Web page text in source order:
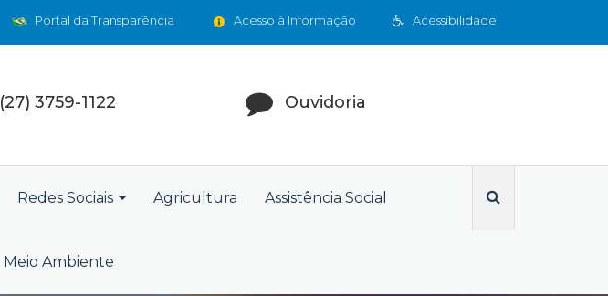
Acessibilidade
Acesso à Informação
Portal da Transparência
(27) 3759-1122 Ouvidoria
Redes Sociais Agricultura Assistência Social
Meio Ambiente